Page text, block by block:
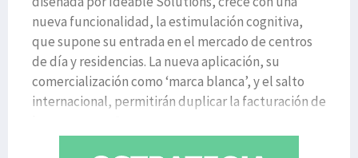
nueva funcionalidad, la estimulación cognitiva,
que supone su entrada en el mercado de centros
de día y residencias. La nueva aplicación, su
comercialización como ‘marca blanca’, y el salto
internacional, permitirán duplicar la facturación de